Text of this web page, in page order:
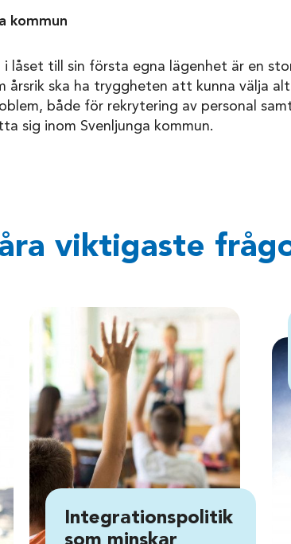
kommun
låset till sin första egna lägenhet är en
årsrik ska ha tryggheten att kunna välja
både för rekrytering av personal
sig inom Svenljunga kommun.
viktigaste
Integrationspolitik